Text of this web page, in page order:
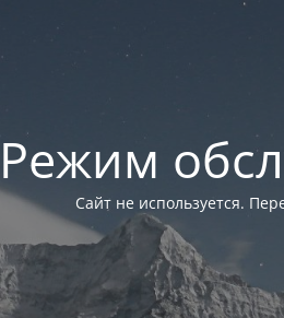
Режим
Сайт не используется.